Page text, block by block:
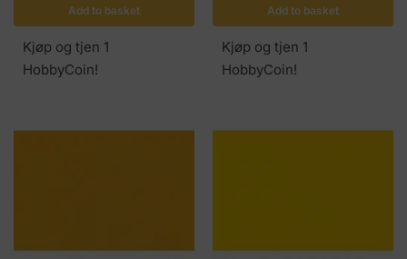
Add to basket
Kjøp og tjen 1
HobbyCoin!
Add to basket
Kjøp og tjen 1
HobbyCoin!